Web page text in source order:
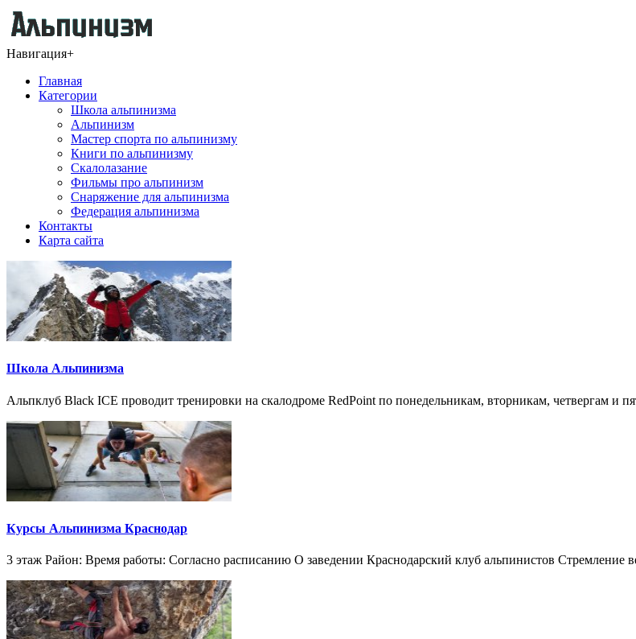
Навигация+
Главная
Категории
Школа альпинизма
Альпинизм
Мастер спорта по альпинизму
Книги по альпинизму
Скалолазание
Фильмы про альпинизм
Снаряжение для альпинизма
Федерация альпинизма
Контакты
Карта сайта
Школа Альпинизма
Альпклуб Black ICE проводит тренировки на скалодроме RedPoint по понедельникам, вторникам, четвергам и
Курсы Альпинизма Краснодар
3 этаж Район: Время работы: Согласно расписанию О заведении Краснодарский клуб альпинистов Стремление